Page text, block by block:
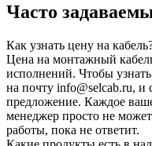
Часто
Как узнать цену на
Цена на монтажный
исполнений. Чтобы узнать
на почту info@selcab.ru,
предложение. Каждое
менеджер просто не
работы, пока не ответит.